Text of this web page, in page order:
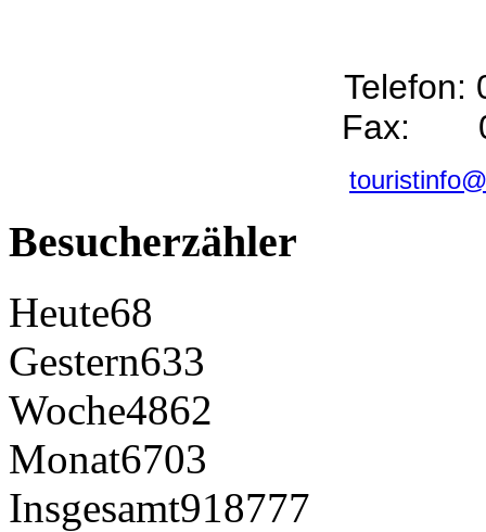
Telefon:
Fax:
Besucherzähler
Heute68
Gestern633
Woche4862
Monat6703
Insgesamt918777